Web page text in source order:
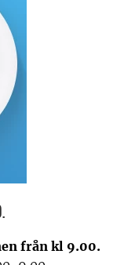
från kl 9.00.